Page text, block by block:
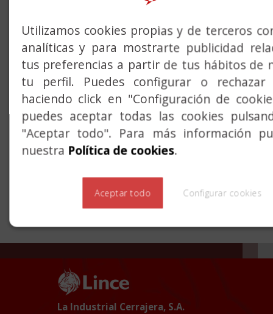
Previous Next
MONOPUNTO PALANCA
REFORZADA, Series
5590 y 5580
Cerradura con frente niquelado y palanca de
gancho, con opción de picaporte o roldana
La Industrial Cerrajera, S.A.
Utilizamos cookies propias y de terceros
analíticas y para mostrarte publicidad
tus preferencias a partir de tus hábitos de
tu perfil. Puedes configurar o rechazar
haciendo click en "Configuración de
puedes aceptar todas las cookies
"Aceptar todo". Para más información
nuestra Política de cookies.
Aceptar todo Configurar cookies